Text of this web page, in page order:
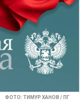
ФОТО: ТИМУР ХАНОВ / ПГ